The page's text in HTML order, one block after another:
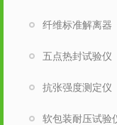
纤维标准解离器
五点热封试验仪
抗张强度测定仪
软包装耐压试验